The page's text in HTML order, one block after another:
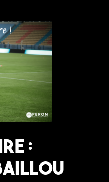
: